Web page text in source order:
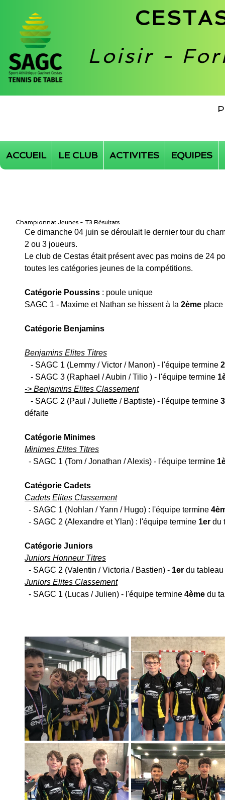
Loisir -
ACCUEIL LE CLUB ACTIVITES EQUIPES
Championnat Jeunes - T3 Résultats
Ce dimanche 04 juin se déroulait le dernier tour du
2 ou 3 joueurs.
Le club de Cestas était présent avec pas moins de 24
toutes les catégories jeunes de la compétitions.
Catégorie Poussins : poule unique
SAGC 1 - Maxime et Nathan se hissent à la 2ème place
Catégorie Benjamins
Benjamins Elites Titres
   - SAGC 1 (Lemmy / Victor / Manon) - l'équipe termine
   - SAGC 3 (Raphael / Aubin / Tilio ) - l'équipe termine
-> Benjamins Elites Classement
   - SAGC 2 (Paul / Juliette / Baptiste) - l'équipe termine
défaite
Catégorie Minimes
Minimes Elites Titres
  - SAGC 1 (Tom / Jonathan / Alexis) - l'équipe termine
Catégorie Cadets
Cadets Elites Classement
  - SAGC 1 (Nohlan / Yann / Hugo) : l'équipe termine
  - SAGC 2 (Alexandre et Ylan) : l'équipe termine
1er du
Catégorie Juniors
Juniors Honneur Titres
  - SAGC 2 (Valentin / Victoria / Bastien) -
1er du
Juniors Elites Classement
  - SAGC 1 (Lucas / Julien) - l'équipe termine
4ème du